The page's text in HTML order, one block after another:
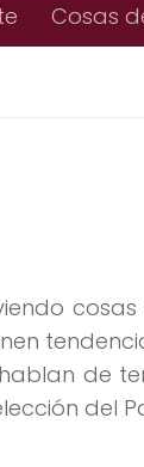
Cosas
cosas
de
del